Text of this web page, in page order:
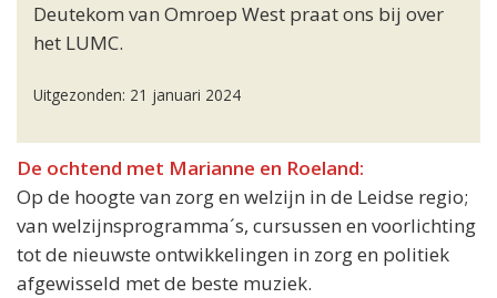
Deutekom van Omroep West praat ons bij over
het LUMC.
Uitgezonden: 21 januari 2024
De ochtend met Marianne en Roeland:
Op de hoogte van zorg en welzijn in de Leidse regio;
van welzijnsprogramma´s, cursussen en voorlichting
tot de nieuwste ontwikkelingen in zorg en politiek
afgewisseld met de beste muziek.